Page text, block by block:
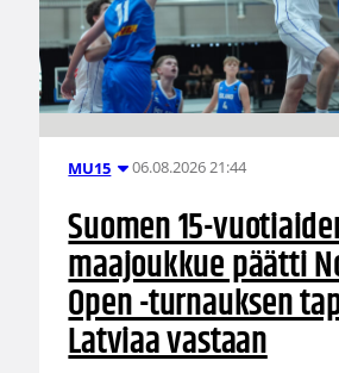
MU15 06.08.2026 21:44
Suomen 15-
maajoukkue päätti
Open -turnauksen
Latviaa vastaan